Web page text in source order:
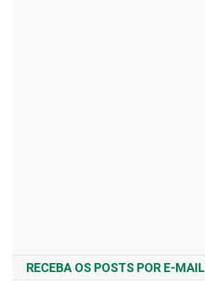
RECEBA OS POSTS POR E-MAIL